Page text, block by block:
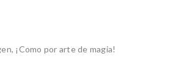
¡Como por arte de magia!